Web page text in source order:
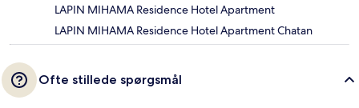
LAPIN MIHAMA Residence Hotel Apartment
LAPIN MIHAMA Residence Hotel Apartment Chatan
Ofte stillede spørgsmål